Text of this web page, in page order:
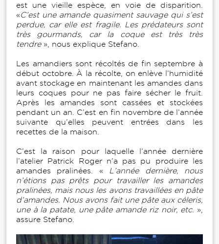
est une vieille espèce, en voie de disparition.
«C’est une amande quasiment sauvage qui s’est
perdue, car elle est fragile. Les prédateurs sont
très gourmands, car la coque est très très
tendre», nous explique Stefano.
Les amandiers sont récoltés de fin septembre à
début octobre. À la récolte, on enlève l’humidité
avant stockage en maintenant les amandes dans
leurs coques pour ne pas faire sécher le fruit.
Après les amandes sont cassées et stockées
pendant un an. C’est en fin novembre de l’année
suivante qu’elles peuvent entrées dans les
recettes de la maison.
C’est la raison pour laquelle l’année dernière
l’atelier Patrick Roger n’a pas pu produire les
amandes pralinées. « L’année dernière, nous
n’étions pas prêts pour travailler les amandes
pralinées, mais nous les avons travaillées en pâte
d’amandes. Nous avons fait une pâte aux céleris,
une à la patate, une pâte amande riz noir, etc. »,
assure Stefano.